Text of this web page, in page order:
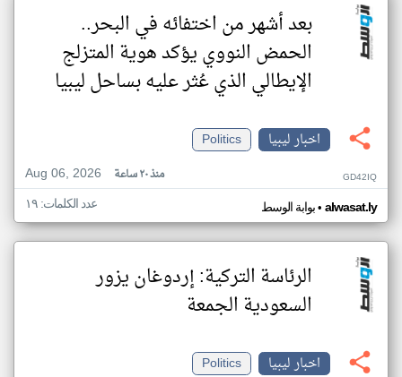
بعد أشهر من اختفائه في البحر..
الحمض النووي يؤكد هوية المتزلج
الإيطالي الذي عُثر عليه بساحل ليبيا
اخبار ليبيا
Politics
Aug 06, 2026
منذ ٢٠ ساعة GD42IQ
بوابة الوسط• alwasat.ly عدد الكلمات: ١٩
الرئاسة التركية: إردوغان يزور
السعودية الجمعة
اخبار ليبيا
Politics